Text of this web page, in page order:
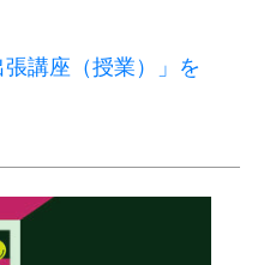
講座（授業）」を